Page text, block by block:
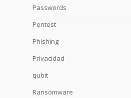
Passwords
Pentest
Phishing
Privacidad
qubit
Ransomware